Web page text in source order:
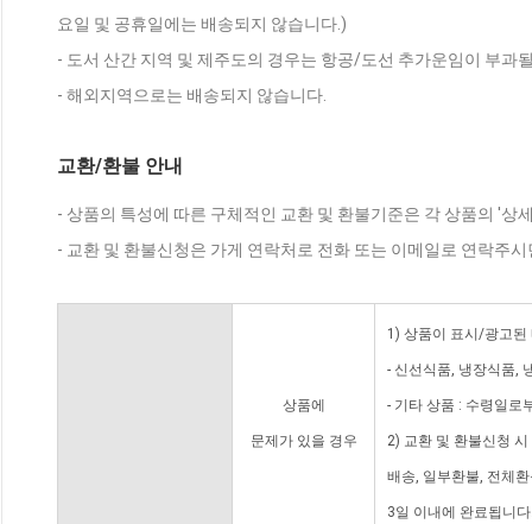
요일 및 공휴일에는 배송되지 않습니다.)
- 도서 산간 지역 및 제주도의 경우는 항공/도선 추가운임이 부과
- 해외지역으로는 배송되지 않습니다.
교환/환불 안내
- 상품의 특성에 따른 구체적인 교환 및 환불기준은 각 상품의 '상
- 교환 및 환불신청은 가게 연락처로 전화 또는 이메일로 연락주
상품에
문제가 있을 경우
1) 상품이 표시/광고된
- 신선식품, 냉장식품,
- 기타 상품 : 수령일로
2) 교환 및 환불신청
배송, 일부환불, 전체
3일 이내에 완료됩니